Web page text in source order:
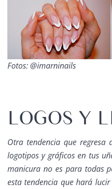
Fotos: @imarninails
LOGOS Y
Otra tendencia que
logotipos y gráficos en tus
manicura no es para todas
esta tendencia que hará